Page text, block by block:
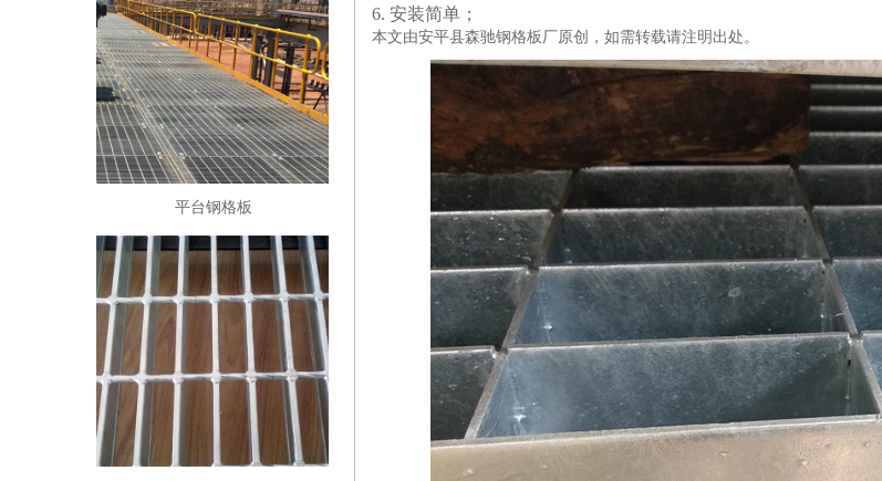
6. 安装简单；
本文由安平县森驰钢格板厂原创，如需转载请注明出处。
平台钢格板